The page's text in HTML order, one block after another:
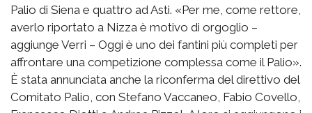
Palio di Siena e quattro ad Asti. «Per me, come rettore,
averlo riportato a Nizza è motivo di orgoglio –
aggiunge Verri – Oggi è uno dei fantini più completi per
affrontare una competizione complessa come il Palio».
È stata annunciata anche la riconferma del direttivo del
Comitato Palio, con Stefano Vaccaneo, Fabio Covello,